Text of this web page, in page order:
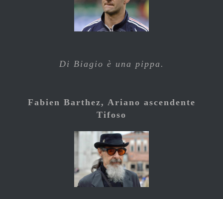
Di Biagio è una pippa.
Fabien Barthez, Ariano ascendente
Tifoso